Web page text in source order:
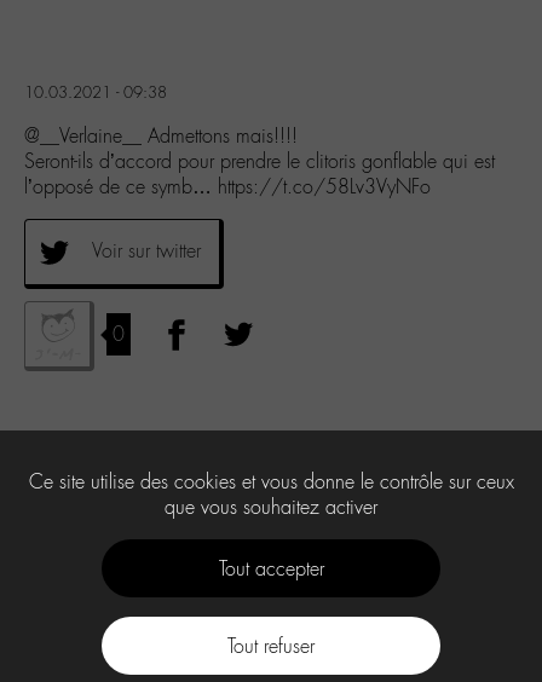
10.03.2021 - 09:38
@__Verlaine__ Admettons mais!!!!
Seront-ils d’accord pour prendre le clitoris gonflable qui est
l’opposé de ce symb… https://t.co/58Lv3VyNFo
Voir sur twitter
0
Ce site utilise des cookies et vous donne le contrôle sur ceux
que vous souhaitez activer
Tout accepter
Tout refuser